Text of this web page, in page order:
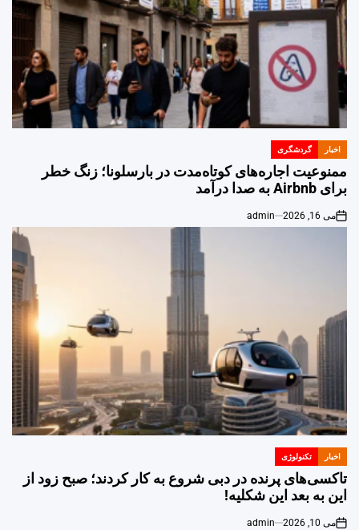
POSTED
اخبار گردشگری
ممنوعیت اجاره‌های کوتاه‌مدت در بارسلونا؛ زنگ خطر
برای Airbnb به صدا درآمد
on
می 16, 2026 admin
POSTED
IN
اخبار تکنولوژی
تاکسی‌های پرنده در دبی شروع به کار کردند؛ صبح زود از
این به بعد این شکلیه!
می 10, 2026 admin